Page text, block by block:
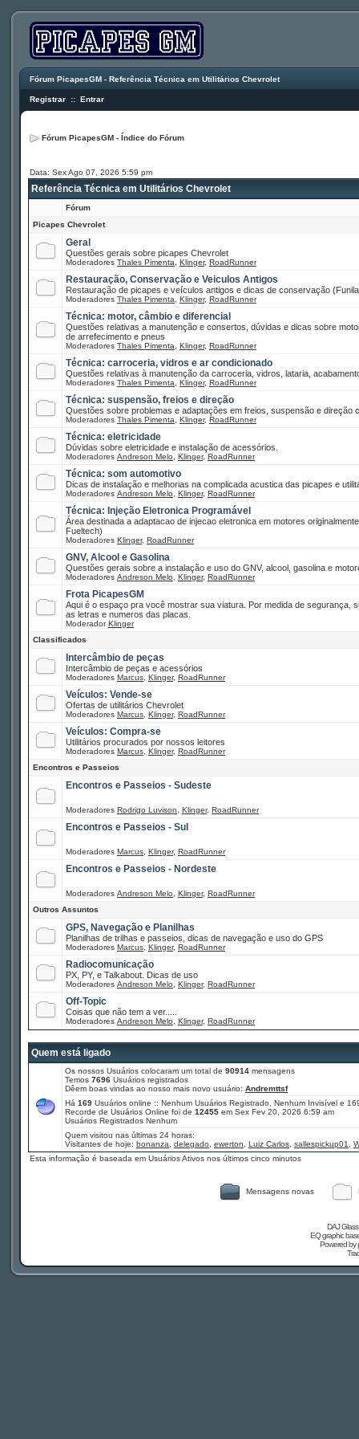
Fórum PicapesGM - Referência Técnica em Utilitários Chevrolet
Registrar :: Entrar
Fórum PicapesGM - Índice do Fórum
Data: Sex Ago 07, 2026 5:59 pm
Referência Técnica em Utilitários Chevrolet
Fórum
Picapes Chevrolet
Geral
Questões gerais sobre picapes Chevrolet
Moderadores Thales Pimenta Klinger, RoadRunner
Restauração, Conservação e Veiculos Antigos
Restauração de picapes e veículos antigos e dicas de conservação
Moderadores Thales Pimenta Klinger, RoadRunner
Técnica: motor, câmbio e diferencial
Questões relativas a manutenção e consertos, dúvidas e dicas sobre
de arrefecimento e pneus
Moderadores Thales Pimenta Klinger, RoadRunner
Técnica: carroceria, vidros e ar condicionado
Questões relativas à manutenção da carroceria, vidros, lataria,
Moderadores Thales Pimenta Klinger, RoadRunner
Técnica: suspensão, freios e direção
Questões sobre problemas e adaptações em freios, suspensão e direção
Moderadores Thales Pimenta Klinger, RoadRunner
Técnica: eletricidade
Dúvidas sobre eletricidade e instalação de acessórios.
Moderadores Andreson Melo Klinger, RoadRunner
Técnica: som automotivo
Dicas de instalação e melhorias na complicada acustica das picapes e
Moderadores Andreson Melo Klinger, RoadRunner
Técnica: Injeção Eletronica Programável
Área destinada a adaptacao de injecao eletronica em motores
Fueltech)
Moderadores Klinger, RoadRunner
GNV, Alcool e Gasolina
Questões gerais sobre a instalação e uso do GNV, alcool, gasolina e
Moderadores Andreson Melo Klinger, RoadRunner
Frota PicapesGM
Aqui é o espaço pra você mostrar sua viatura. Por medida de segurança,
as letras e numeros das placas.
ModeradorKlinger
Classificados
Intercâmbio de peças
Intercâmbio de peças e acessórios
Moderadores Marcus Klinger, RoadRunner
Veículos: Vende-se
Ofertas de utilitários Chevrolet
Moderadores Marcus Klinger, RoadRunner
Veículos: Compra-se
Utilitários procurados por nossos leitores
Moderadores Marcus Klinger, RoadRunner
Encontros e Passeios
Encontros e Passeios - Sudeste
Moderadores Rodrigo Luvison Klinger, RoadRunner
Encontros e Passeios - Sul
Moderadores Marcus Klinger, RoadRunner
Encontros e Passeios - Nordeste
Moderadores Andreson Melo Klinger, RoadRunner
Outros Assuntos
GPS, Navegação e Planilhas
Planilhas de trilhas e passeios, dicas de navegação e uso do GPS
Moderadores Marcus Klinger, RoadRunner
Radiocomunicação
PX, PY, e Talkabout. Dicas de uso
Moderadores Andreson Melo Klinger, RoadRunner
Off-Topic
Coisas que não tem a ver.....
Moderadores Andreson Melo Klinger, RoadRunner
Quem está ligado
Os nossos Usuários colocaram um total de 90914 mensagens
Temos 7696 Usuários registrados
Dêem boas vindas ao nosso mais novo usuário: Andremttsf
Há 169 Usuários online :: Nenhum Usuários Registrado, Nenhum Invisível e
Recorde de Usuários Online foi de 12455 em Sex Fev 20, 2026 6:59 am
Usuários Registrados Nenhum
Quem visitou nas últimas 24 horas:
Visitantes de hoje: bonanza delegado ewerton Luiz Carlos sallespickup01
Esta informação é baseada em Usuários Ativos nos últimos cinco minutos
Mensagens novas
DAJ
EQ graphic
Powered by